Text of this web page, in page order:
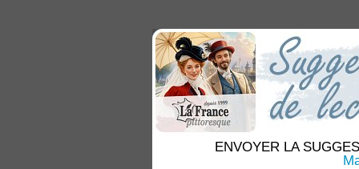
ENVOYER LA